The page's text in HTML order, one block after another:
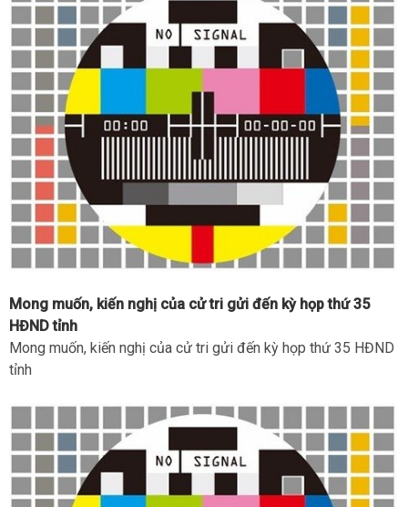
Mong muốn, kiến nghị của cử tri gửi đến kỳ họp thứ 35
HĐND tỉnh
Mong muốn, kiến nghị của cử tri gửi đến kỳ họp thứ 35 HĐND
tỉnh